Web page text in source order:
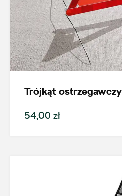
Trójkąt ostrzegawczy
54,00 zł